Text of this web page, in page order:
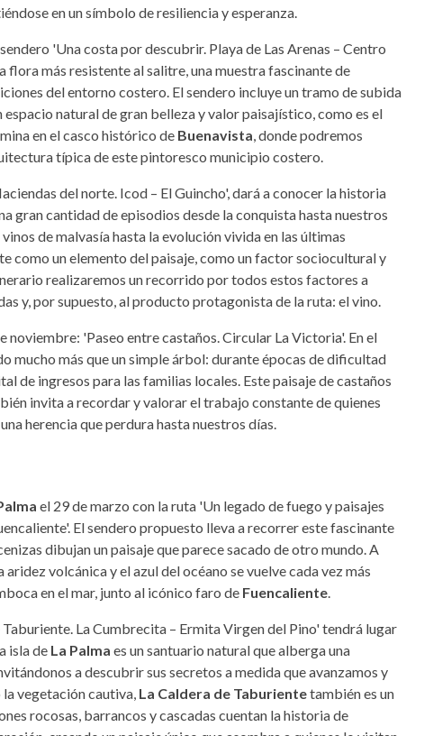
en un símbolo de resiliencia y esperanza.
'Una costa por descubrir. Playa de Las Arenas – Centro
flora más resistente al salitre, una muestra fascinante de
del entorno costero. El sendero incluye un tramo de subida
espacio natural de gran belleza y valor paisajístico, como es el
en el casco histórico de Buenavista , donde podremos
típica de este pintoresco municipio costero.
del norte. Icod – El Guincho', dará a conocer la historia
gran cantidad de episodios desde la conquista hasta nuestros
de malvasía hasta la evolución vivida en las últimas
como un elemento del paisaje, como un factor sociocultural y
realizaremos un recorrido por todos estos factores a
y, por supuesto, al producto protagonista de la ruta: el vino.
noviembre: 'Paseo entre castaños. Circular La Victoria'. En el
mucho más que un simple árbol: durante épocas de dificultad
de ingresos para las familias locales. Este paisaje de castaños
invita a recordar y valorar el trabajo constante de quienes
herencia que perdura hasta nuestros días.
el 29 de marzo con la ruta 'Un legado de fuego y paisajes
El sendero propuesto lleva a recorrer este fascinante
dibujan un paisaje que parece sacado de otro mundo. A
volcánica y el azul del océano se vuelve cada vez más
en el mar, junto al icónico faro de Fuencaliente
La Cumbrecita – Ermita Virgen del Pino' tendrá lugar
isla de La Palma es un santuario natural que alberga una
a descubrir sus secretos a medida que avanzamos y
vegetación cautiva, La Caldera de Taburientetambién es un
rocosas, barrancos y cascadas cuentan la historia de